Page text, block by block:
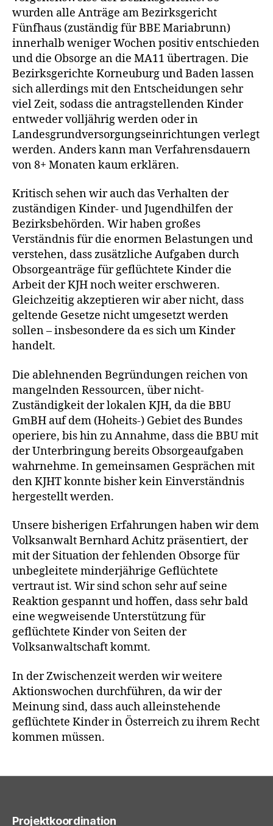
wurden alle Anträge am Bezirksgericht
Fünfhaus (zuständig für BBE Mariabrunn)
innerhalb weniger Wochen positiv entschieden
und die Obsorge an die MA11 übertragen. Die
Bezirksgerichte Korneuburg und Baden lassen
sich allerdings mit den Entscheidungen sehr
viel Zeit, sodass die antragstellenden Kinder
entweder volljährig werden oder in
Landesgrundversorgungseinrichtungen verlegt
werden. Anders kann man Verfahrensdauern
von 8+ Monaten kaum erklären.
Kritisch sehen wir auch das Verhalten der
zuständigen Kinder- und Jugendhilfen der
Bezirksbehörden. Wir haben großes
Verständnis für die enormen Belastungen und
verstehen, dass zusätzliche Aufgaben durch
Obsorgeanträge für geflüchtete Kinder die
Arbeit der KJH noch weiter erschweren.
Gleichzeitig akzeptieren wir aber nicht, dass
geltende Gesetze nicht umgesetzt werden
sollen – insbesondere da es sich um Kinder
handelt.
Die ablehnenden Begründungen reichen von
mangelnden Ressourcen, über nicht-
Zuständigkeit der lokalen KJH, da die BBU
GmBH auf dem (Hoheits-) Gebiet des Bundes
operiere, bis hin zu Annahme, dass die BBU mit
der Unterbringung bereits Obsorgeaufgaben
wahrnehme. In gemeinsamen Gesprächen mit
den KJHT konnte bisher kein Einverständnis
hergestellt werden.
Unsere bisherigen Erfahrungen haben wir dem
Volksanwalt Bernhard Achitz präsentiert, der
mit der Situation der fehlenden Obsorge für
unbegleitete minderjährige Geflüchtete
vertraut ist. Wir sind schon sehr auf seine
Reaktion gespannt und hoffen, dass sehr bald
eine wegweisende Unterstützung für
geflüchtete Kinder von Seiten der
Volksanwaltschaft kommt.
In der Zwischenzeit werden wir weitere
Aktionswochen durchführen, da wir der
Meinung sind, dass auch alleinstehende
geflüchtete Kinder in Österreich zu ihrem Recht
kommen müssen.
Projektkoordination